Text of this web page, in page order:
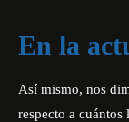
En la
Así mismo, nos
respecto a cuántos